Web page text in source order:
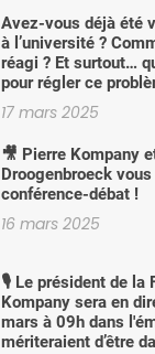
Avez-vous déjà été
à l’université ?
réagi ? Et surtout…
pour régler ce
17 mars 2025
🎥 Pierre Kompany
Droogenbroeck
conférence-débat !
16 mars 2025
🎙️ Le président de la
Kompany sera en
mars à 09h dans
mériteraient d’être